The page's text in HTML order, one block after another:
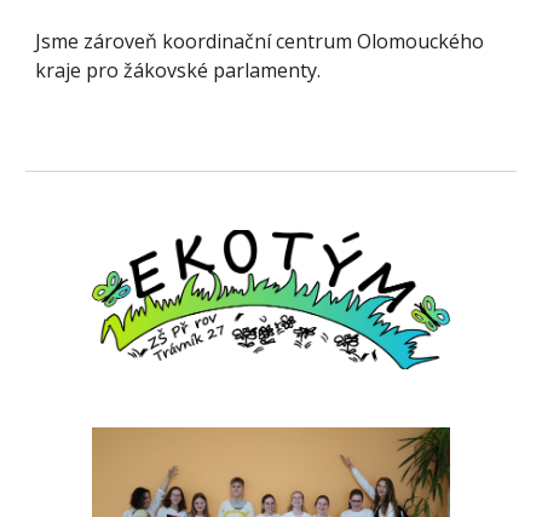
Jsme zároveň koordinační centrum Olomouckého
kraje pro žákovské parlamenty.